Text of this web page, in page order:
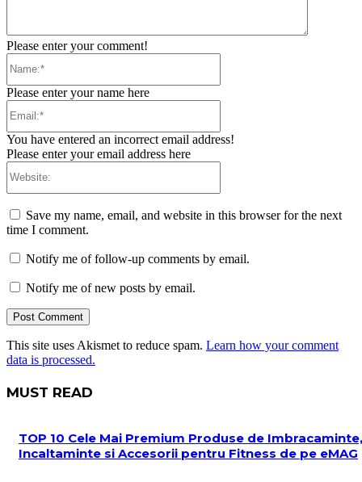
Please enter your comment!
Please enter your name here
You have entered an incorrect email address!
Please enter your email address here
Save my name, email, and website in this browser for the next
time I comment.
Notify me of follow-up comments by email.
Notify me of new posts by email.
This site uses Akismet to reduce spam. Learn how your comment
data is processed.
MUST READ
TOP 10 Cele Mai Premium Produse de Imbracaminte,
Incaltaminte si Accesorii pentru Fitness de pe eMAG